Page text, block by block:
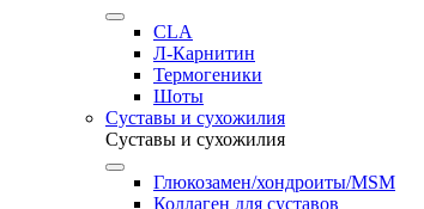
CLA
Л-Карнитин
Термогеники
Шоты
Суставы и сухожилия
Суставы и сухожилия
Глюкозамен/хондроиты/MSM
Коллаген для суставов